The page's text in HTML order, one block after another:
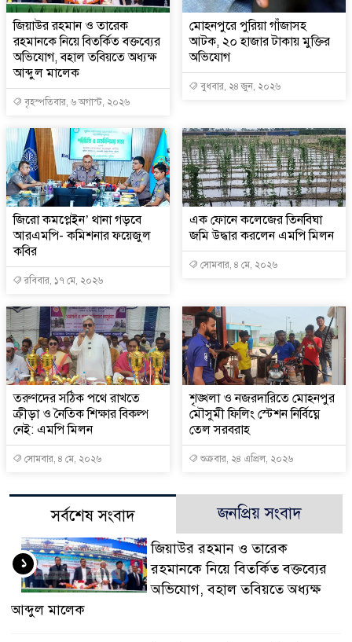
জিয়াউর রহমান ও তারেক
রহমানকে নিয়ে বিতর্কিত বক্তব্যের
অভিযোগ, বহাল তবিয়তে অধ্যক্ষ
আব্দুল মালেক
বৃহস্পতিবার, ৬ অগাস্ট, ২০২৬
মোহনপুরে পুরিয়া গাঁজাসহ
আটক, ২০ হাজার টাকায় মুক্তির
অভিযোগ
বুধবার, ২৪ জুন, ২০২৬
জিরো কমপ্লেইন’ থানা গড়বে
আরএমপি- কমিশনার ফয়েজুল
কবির
রবিবার, ১৭ মে, ২০২৬
এক ফোনে কলেজের তিনবিঘা
জমি উদ্ধার করলেন এমপি মিলন
সোমবার, ৪ মে, ২০২৬
তরুণদের সঠিক পথে রাখতে
ক্রীড়া ও নৈতিক শিক্ষার বিকল্প
নেই: এমপি মিলন
সোমবার, ৪ মে, ২০২৬
শৃঙ্খলা ও নজরদারিতে মোহনপুর
মৌসুমী ফিলিং স্টেশন নির্বিঘ্নে
তেল সরবরাহ
শুক্রবার, ২৪ এপ্রিল, ২০২৬
সর্বশেষ সংবাদ জনপ্রিয় সংবাদ
জিয়াউর রহমান ও তারেক
রহমানকে নিয়ে বিতর্কিত বক্তব্যের
অভিযোগ, বহাল তবিয়তে অধ্যক্ষ
আব্দুল মালেক
১